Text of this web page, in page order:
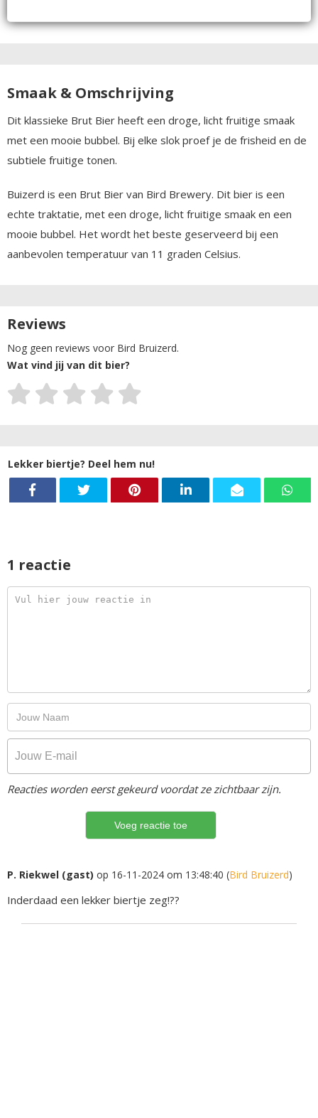
Smaak & Omschrijving
Dit klassieke Brut Bier heeft een droge, licht fruitige smaak
met een mooie bubbel. Bij elke slok proef je de frisheid en de
subtiele fruitige tonen.
Buizerd is een Brut Bier van Bird Brewery. Dit bier is een
echte traktatie, met een droge, licht fruitige smaak en een
mooie bubbel. Het wordt het beste geserveerd bij een
aanbevolen temperatuur van 11 graden Celsius.
Reviews
Nog geen reviews voor Bird Bruizerd.
Wat vind jij van dit bier?
Lekker biertje? Deel hem nu!
1 reactie
Reacties worden eerst gekeurd voordat ze zichtbaar zijn.
P. Riekwel (gast) op 16-11-2024 om 13:48:40 (Bird Bruizerd)
Inderdaad een lekker biertje zeg!??